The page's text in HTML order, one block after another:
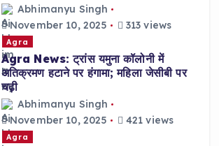
Abhimanyu Singh
November 10, 2025
313 views
Agra
Agra News: ट्रांस यमुना कॉलोनी में
अतिक्रमण हटाने पर हंगामा; महिला जेसीबी पर
चढ़ी
Abhimanyu Singh
November 10, 2025
421 views
Agra